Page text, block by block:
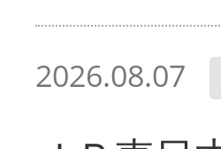
2026.08.07